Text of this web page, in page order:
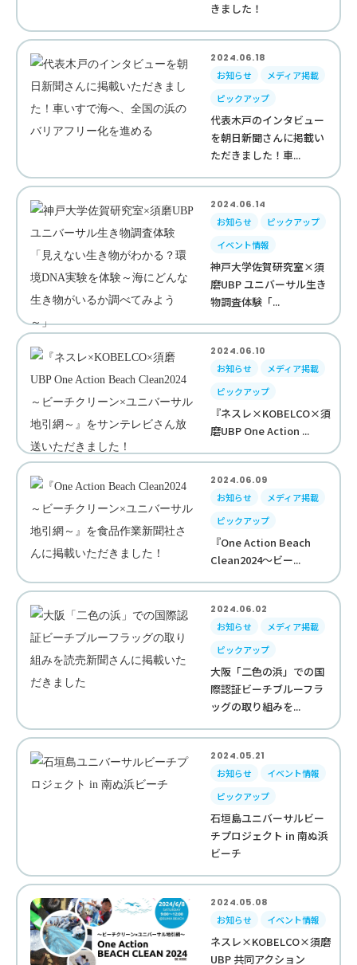
きました！
2024.06.18
お知らせ
メディア掲載
ピックアップ
代表木戸のインタビュー
を朝日新聞さんに掲載い
ただきました！車...
2024.06.14
お知らせ
ピックアップ
イベント情報
神戸大学佐賀研究室×須
磨UBP ユニバーサル生き
物調査体験「...
2024.06.10
お知らせ
メディア掲載
ピックアップ
『ネスレ×KOBELCO×須
磨UBP One Action ...
2024.06.09
お知らせ
メディア掲載
ピックアップ
『One Action Beach
Clean2024～ビー...
2024.06.02
お知らせ
メディア掲載
ピックアップ
大阪「二色の浜」での国
際認証ビーチブルーフラ
ッグの取り組みを...
2024.05.21
お知らせ
イベント情報
ピックアップ
石垣島ユニバーサルビー
チプロジェクト in 南ぬ浜
ビーチ
2024.05.08
お知らせ
イベント情報
ネスレ×KOBELCO×須磨
UBP 共同アクション